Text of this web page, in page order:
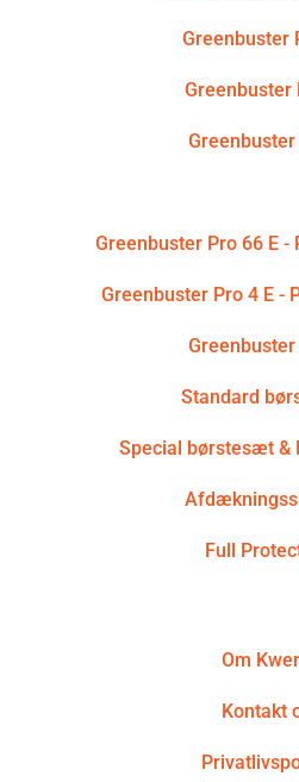
Greenbuster
Greenbuster
Greenbuster Pro 66 E -
Greenbuster Pro 4 E -
Standard
Special børstesæt &
Full
Om
Kontakt